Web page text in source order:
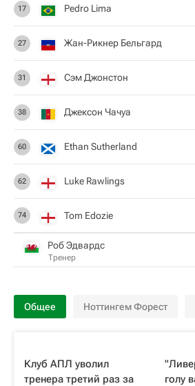
17 Pedro Lima
27 Жан-Рикнер Бельгард
31 Сэм Джонстон
38 Джексон Чачуа
60 Ethan Sutherland
62 Luke Rawlings
74 Tom Edozie
Роб Эдвардс
Тренер
Общее Ноттингем Форест
Клуб АПЛ уволил
тренера третий раз за
голу